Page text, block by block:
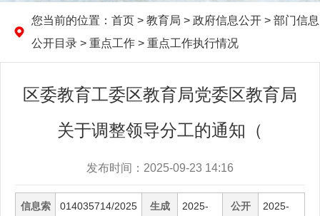
您当前的位置： 首页 > 教育局 > 政府信息公开 > 部门信息
公开目录 > 重点工作 > 重点工作执行情况
区委教育工委区教育局党委区教育局
关于调整领导分工的通知（
发布时间：2025-09-23 14:16
信息索
014035714/2025
生成
2025-
公开
2025-